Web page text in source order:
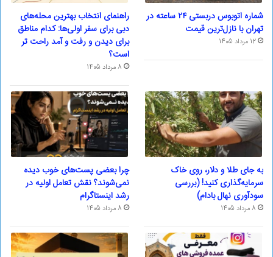
شماره اتوبوس دربستی ۲۴ ساعته در
تهران با نازل‌ترین قیمت
12 مرداد 1405
راهنمای انتخاب بهترین محله‌های
دبی برای سفر اولی‌ها: کدام مناطق
برای دیدن و رفت و آمد راحت تر
است؟
8 مرداد 1405
به جای طلا و دلار، روی خاک
سرمایه‌گذاری کنید! (بررسی
سودآوری نهال بادام)
8 مرداد 1405
چرا بعضی پست‌های خوب دیده
نمی‌شوند؟ نقش تعامل اولیه در
رشد اینستاگرام
8 مرداد 1405